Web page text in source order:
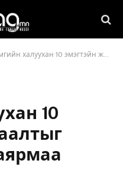
халуухан 10 эмэгтэйн жагсаалтыг жүжигчин Б.Баярмаа тэргүүллээ
10